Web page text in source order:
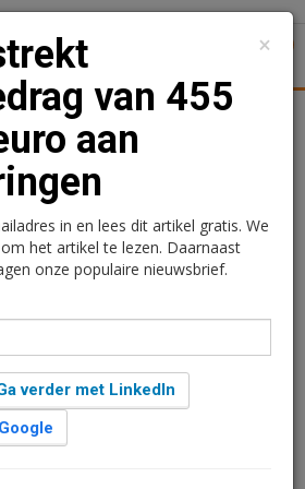
van 455
aan
2026 om 07:00
3 minuten leestijd
Nederlandse
×
van 455
aan
in en lees dit artikel gratis. We
het artikel te lezen. Daarnaast
onze populaire nieuwsbrief.
verder met LinkedIn